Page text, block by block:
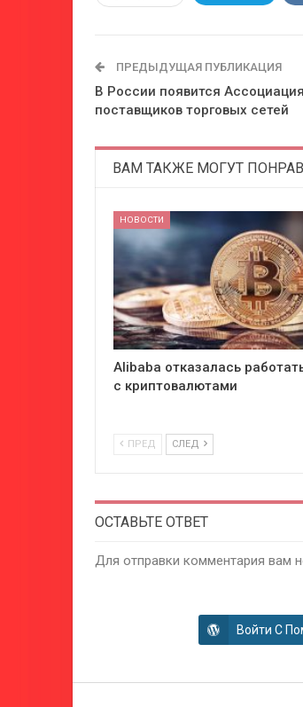
ПРЕДЫДУЩАЯ ПУБЛИКАЦИЯ
В России появится
поставщиков торговых сетей
ВАМ ТАКЖЕ МОГУТ
НОВОСТИ
Alibaba отказалась
с криптовалютами
ПРЕД СЛЕД
ОСТАВЬТЕ ОТВЕТ
Для отправки комментария вам
Войти С